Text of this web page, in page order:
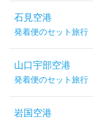
石見空港
発着便のセット旅行
山口宇部空港
発着便のセット旅行
岩国空港